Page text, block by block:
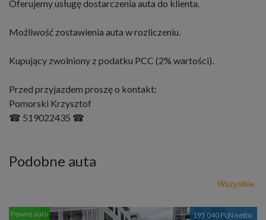
Oferujemy usługę dostarczenia auta do klienta.
Możliwość zostawienia auta w rozliczeniu.
Kupujący zwolniony z podatku PCC (2% wartości).
Przed przyjazdem proszę o kontakt:
Pomorski Krzysztof
☎ 519022435 ☎
Podobne auta
Wszystkie
195 040 PLN netto
Pewne auto